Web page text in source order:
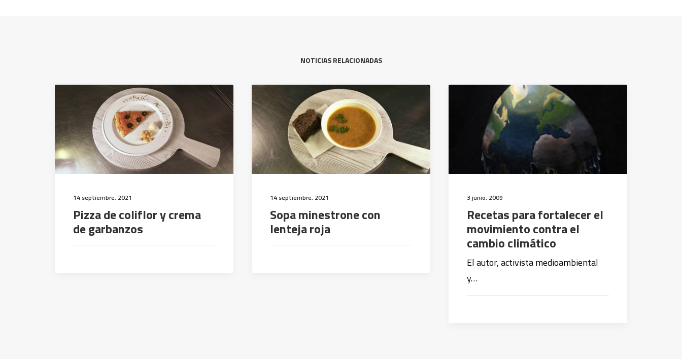
NOTICIAS RELACIONADAS
14 septiembre, 2021
Pizza de coliflor y crema
de garbanzos
14 septiembre, 2021
Sopa minestrone con
lenteja roja
3 junio, 2009
Recetas para fortalecer el
movimiento contra el
cambio climático
El autor, activista medioambiental
y…